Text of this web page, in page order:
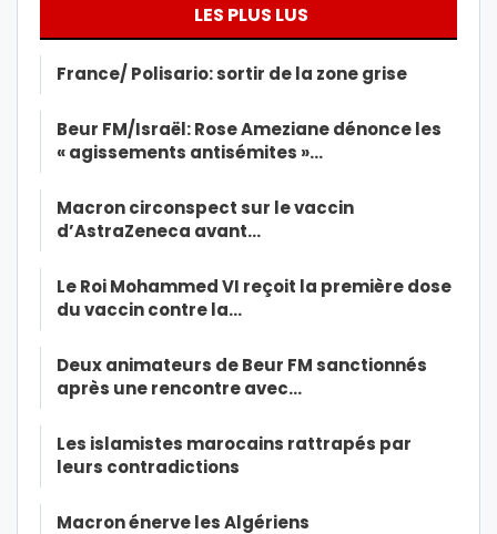
LES PLUS LUS
France/ Polisario: sortir de la zone grise
Beur FM/Israël: Rose Ameziane dénonce les
« agissements antisémites »…
Macron circonspect sur le vaccin
d’AstraZeneca avant…
Le Roi Mohammed VI reçoit la première dose
du vaccin contre la…
Deux animateurs de Beur FM sanctionnés
après une rencontre avec…
Les islamistes marocains rattrapés par
leurs contradictions
Macron énerve les Algériens